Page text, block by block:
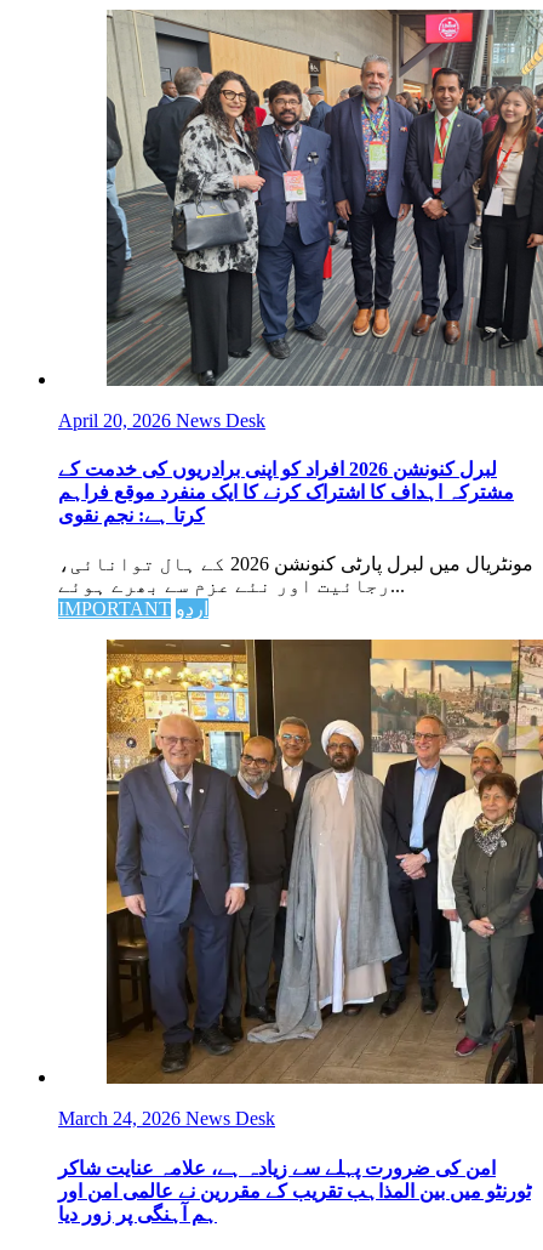
April 20, 2026 News Desk
لبرل کنونشن 2026 افراد کو اپنی برادریوں کی خدمت کے
مشترکہ اہداف کا اشتراک کرنے کا ایک منفرد موقع فراہم
کرتا ہے: نجم نقوی
مونٹریال میں لبرل پارٹی کنونشن 2026 کے ہال توانائی،
رجائیت اور نئے عزم سے بھرے ہوئے...
IMPORTANT اردو
March 24, 2026 News Desk
امن کی ضرورت پہلے سے زیادہ ہے، علامہ عنایت شاکر
ٹورنٹو میں بین المذاہب تقریب کے مقررین نے عالمی امن اور
ہم آہنگی پر زور دیا